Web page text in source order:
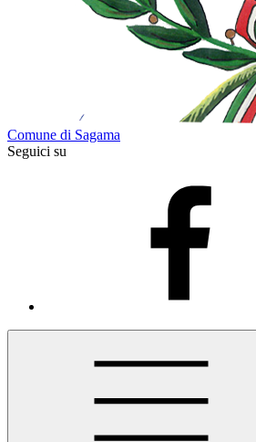
Comune di Sagama
Seguici su